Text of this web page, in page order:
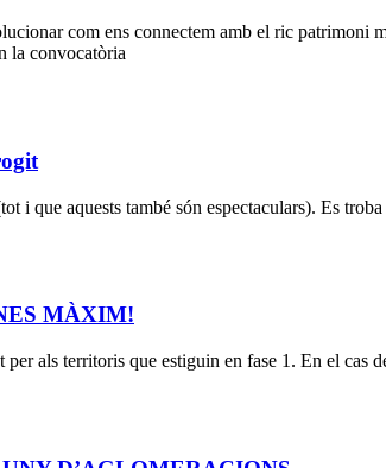
com ens connectem amb el ric patrimoni
la convocatòria
que aquests també són espectaculars). Es
MÀXIM!
als territoris que estiguin en fase 1. En el cas